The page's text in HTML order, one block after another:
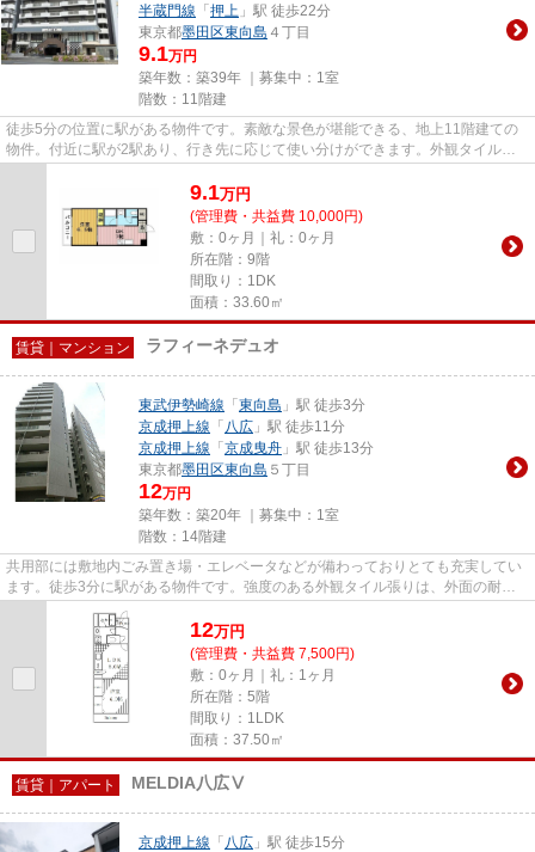
半蔵門線 「 押上 」駅 徒歩22分
東京都墨田区東向島 ４丁目
9.1万円
築年数：築39年 ｜募集中： 1室
階数：11階建
徒歩5分の位置に駅がある物件です。素敵な景色が堪能できる、地上11階建ての
物件。付近に駅が2駅あり、行き先に応じて使い分けができます。外観タイル張
9.1万円
(管理費・共益費 10,000円)
敷：0ヶ月｜礼：0ヶ月
所在階：9階
間取り：1DK
面積：33.60㎡
賃貸｜マンション ラフィーネデュオ
東武伊勢崎線 「 東向島 」駅 徒歩3分
京成押上線 「 八広 」駅 徒歩11分
京成押上線 「 京成曳舟 」駅 徒歩13分
東京都墨田区東向島 ５丁目
12万円
築年数：築20年 ｜募集中： 1室
階数：14階建
共用部には敷地内ごみ置き場・エレベータなどが備わっておりとても充実してい
ます。徒歩3分に駅がある物件です。強度のある外観タイル張りは、外面の耐久
性にも優れます。こちらの物件...
12万円
(管理費・共益費 7,500円)
敷：0ヶ月｜礼：1ヶ月
所在階：5階
間取り：1LDK
面積：37.50㎡
賃貸｜アパート MELDIA八広Ⅴ
京成押上線 「 八広 」駅 徒歩15分